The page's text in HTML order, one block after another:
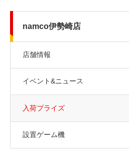
namco伊勢崎店
店舗情報
イベント&ニュース
入荷プライズ
設置ゲーム機